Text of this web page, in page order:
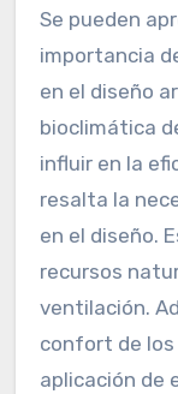
Se pueden
importancia
en el diseño
bioclimática
influir en la
resalta la
en el diseño.
recursos
ventilación.
confort de
aplicación de